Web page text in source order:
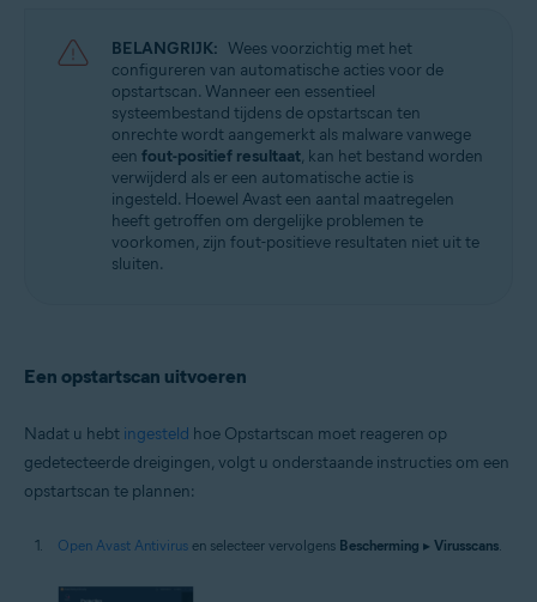
BELANGRIJK: Wees voorzichtig met het
configureren van automatische acties voor de
opstartscan. Wanneer een essentieel
systeembestand tijdens de opstartscan ten
onrechte wordt aangemerkt als malware vanwege
een fout-positief resultaat, kan het bestand worden
verwijderd als er een automatische actie is
ingesteld. Hoewel Avast een aantal maatregelen
heeft getroffen om dergelijke problemen te
voorkomen, zijn fout-positieve resultaten niet uit te
sluiten.
Een opstartscan uitvoeren
Nadat u hebt ingesteld hoe Opstartscan moet reageren op
gedetecteerde dreigingen, volgt u onderstaande instructies om een
opstartscan te plannen:
Open Avast Antivirus en selecteer vervolgens Bescherming ▸ Virusscans.